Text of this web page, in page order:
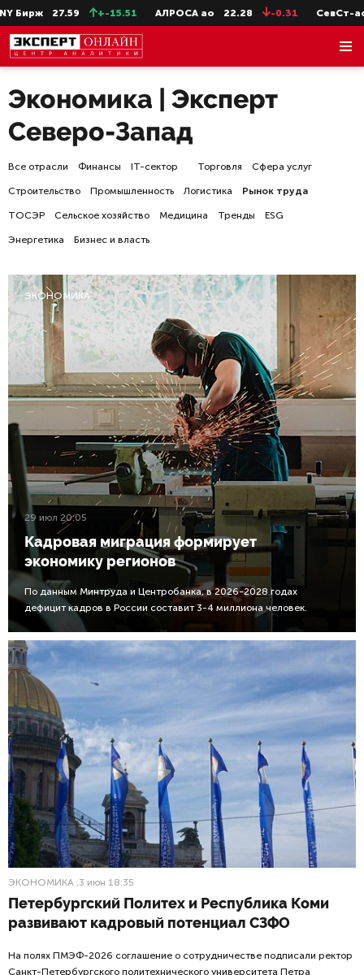
+-15.51 АЛРОСА ао 22.28 -0.31 СевСт-ао 647.2
Экономика | Эксперт
Северо-Запад
Все отрасли Финансы IT-сектор Торговля Сфера услуг
Строительство Промышленность Логистика Рынок труда
ТОСЭР Сельское хозяйство Медицина Тренды ESG
Энергетика Бизнес и власть
ЭКОНОМИКА
29 июл 20:05
Кадровая миграция формирует
экономику регионов
По данным Минтруда и Центробанка, в 2026-2028 годах
дефицит кадров в России составит 3-4 миллиона человек.
ЭКОНОМИКА ,3 июн 18:35
Петербургский Политех и Республика Коми
развивают кадровый потенциал СЗФО
На полях ПМЭФ-2026 соглашение о сотрудничестве подписали ректор
Санкт-Петербургского политехнического университета Петра